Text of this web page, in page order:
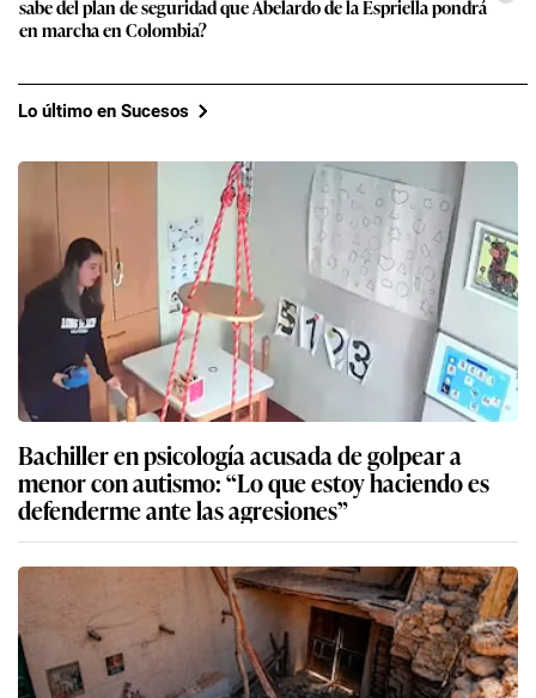
sabe del plan de seguridad que Abelardo de la Espriella pondrá
en marcha en Colombia?
Lo último en Sucesos
Bachiller en psicología acusada de golpear a
menor con autismo: “Lo que estoy haciendo es
defenderme ante las agresiones”